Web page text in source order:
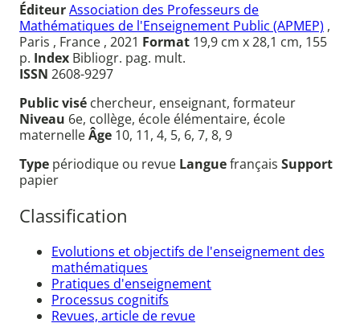
ÉditeurAssociation des Professeurs de
Mathématiques de l'Enseignement Public (APMEP) ,
Paris , France , 2021 Format 19,9 cm x 28,1 cm, 155
p. Index Bibliogr. pag. mult.
ISSN 2608-9297
Public visé chercheur, enseignant, formateur
Niveau 6e, collège, école élémentaire, école
maternelleÂge 10, 11, 4, 5, 6, 7, 8, 9
Type périodique ou revue Languefrançais Support
papier
Classification
Evolutions et objectifs de l'enseignement des
mathématiques
Pratiques d'enseignement
Processus cognitifs
Revues, article de revue